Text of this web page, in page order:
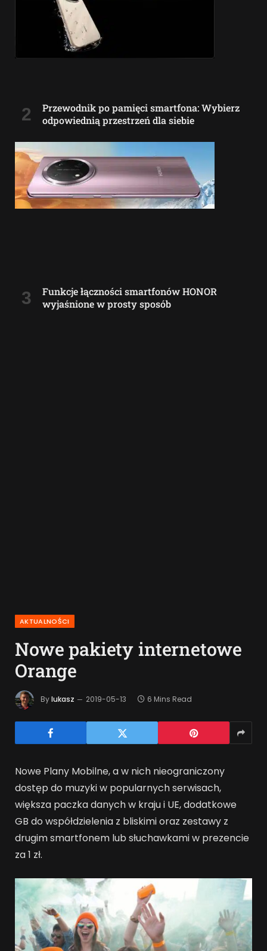
Przewodnik po pamięci smartfona: Wybierz
odpowiednią przestrzeń dla siebie
Funkcje łączności smartfonów HONOR
wyjaśnione w prosty sposób
AKTUALNOŚCI
Nowe pakiety internetowe
Orange
Bylukasz 2019-05-13 6 Mins Read
Nowe Plany Mobilne, a w nich nieograniczony
dostęp do muzyki w popularnych serwisach,
większa paczka danych w kraju i UE, dodatkowe
GB do współdzielenia z bliskimi oraz zestawy z
drugim smartfonem lub słuchawkami w prezencie
za 1 zł.